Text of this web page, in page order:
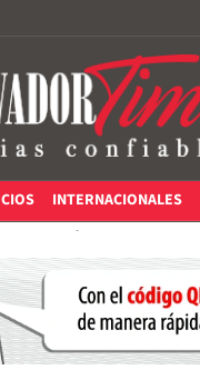
INTERNACIONALES